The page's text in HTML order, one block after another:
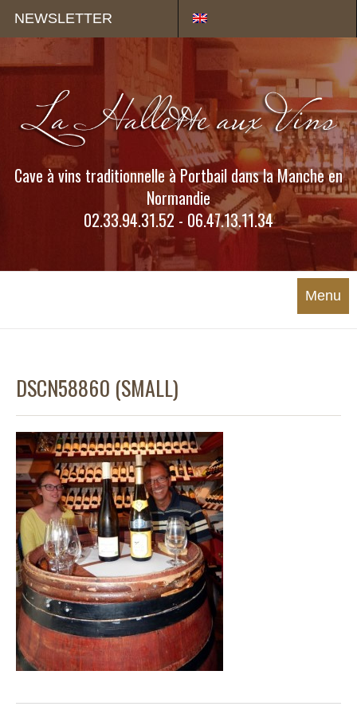
NEWSLETTER
Cave à vins traditionnelle à Portbail dans la Manche en
Normandie
02.33.94.31.52 - 06.47.13.11.34
Menu
DSCN58860 (SMALL)
Panneau de gestion des cookies